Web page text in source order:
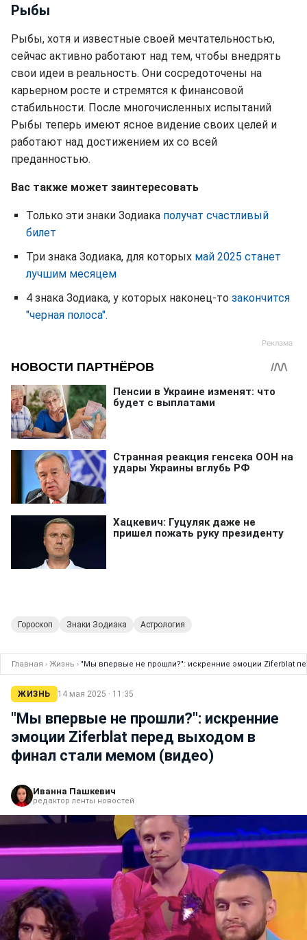
Рыбы
Рыбы, хотя и известные своей мечтательностью,
сейчас активно работают над тем, чтобы внедрять
свои идеи в реальность. Они сосредоточены на
карьерном росте и стремятся к финансовой
стабильности. После многочисленных испытаний
Рыбы теперь имеют ясное видение своих целей и
работают над достижением их со всей
преданностью.
Вас также может заинтересовать
Только эти знаки Зодиака получат счастливый
билет
Три знака Зодиака, для которых май 2025 станет
лучшим месяцем
4 знака Зодиака, у которых наконец-то закончится
"черная полоса".
Гороскоп Знаки Зодиака Астрология
Главная › Жизнь › "Мы впервые не прошли?": искренние эмоции Ziferblat
ЖИЗНЬ 14 мая 2025 · 11:35
"Мы впервые не прошли?": искренние
эмоции Ziferblat перед выходом в
финал стали мемом (видео)
Иванна Пашкевич
редактор ленты новостей